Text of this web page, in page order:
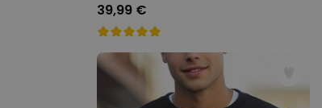
39,99 €